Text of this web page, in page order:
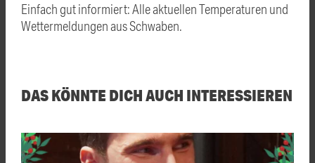
Einfach gut informiert: Alle aktuellen Temperaturen und
Wettermeldungen aus Schwaben.
DAS KÖNNTE DICH AUCH INTERESSIEREN